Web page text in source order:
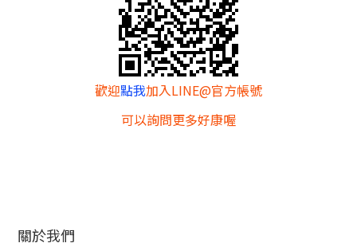
歡迎點我加入LINE@官方帳號
可以詢問更多好康喔
關於我們